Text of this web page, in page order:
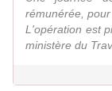
rémunérée,
L'opération est
ministère du